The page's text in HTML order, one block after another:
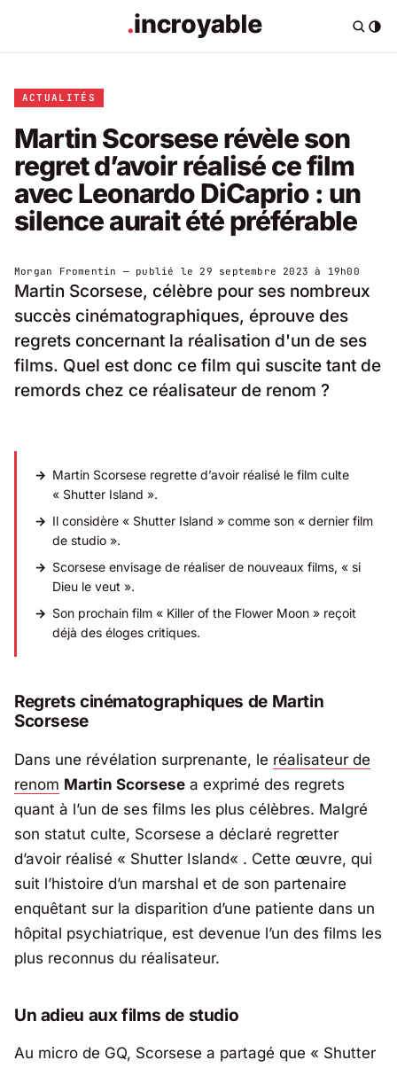
ACTUALITÉS
Martin Scorsese révèle son
regret d’avoir réalisé ce film
avec Leonardo DiCaprio : un
silence aurait été préférable
Morgan Fromentin — publié le 29 septembre 2023 à 19h00
Martin Scorsese, célèbre pour ses nombreux
succès cinématographiques, éprouve des
regrets concernant la réalisation d'un de ses
films. Quel est donc ce film qui suscite tant de
remords chez ce réalisateur de renom ?
Martin Scorsese regrette d’avoir réalisé le film culte
« Shutter Island ».
Il considère « Shutter Island » comme son « dernier film
de studio ».
Scorsese envisage de réaliser de nouveaux films, « si
Dieu le veut ».
Son prochain film « Killer of the Flower Moon » reçoit
déjà des éloges critiques.
Regrets cinématographiques de Martin
Scorsese
Dans une révélation surprenante, le réalisateur de
renom Martin Scorsese a exprimé des regrets
quant à l’un de ses films les plus célèbres. Malgré
son statut culte, Scorsese a déclaré regretter
d’avoir réalisé « Shutter Island« . Cette œuvre, qui
suit l’histoire d’un marshal et de son partenaire
enquêtant sur la disparition d’une patiente dans un
hôpital psychiatrique, est devenue l’un des films les
plus reconnus du réalisateur.
Un adieu aux films de studio
Au micro de GQ, Scorsese a partagé que « Shutter